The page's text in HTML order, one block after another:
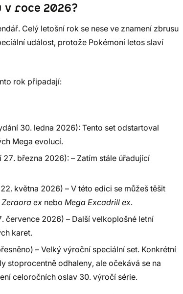
v roce 2026?
Celý letošní rok se nese ve znamení zbrusu
událost, protože Pokémoni letos slaví
rok připadají:
30. ledna 2026): Tento set odstartoval
Mega evolucí.
27. března 2026): – Zatím stále úřadující
května 2026) – V této edici se můžeš těšit
ex nebo Mega Excadrill ex.
července 2026) – Další velkoplošné letní
karet.
– Velký výroční speciální set. Konkrétní
stoprocentně odhaleny, ale očekává se na
celoročních oslav 30. výročí série.